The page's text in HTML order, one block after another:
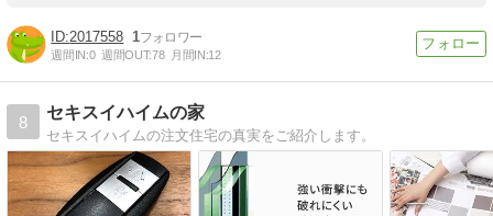
2017558 1
週間IN:0 週間OUT:78 月間IN:12
8
セキスイハイムの家
セキスイハイムの注文住宅の真実をご紹介します。